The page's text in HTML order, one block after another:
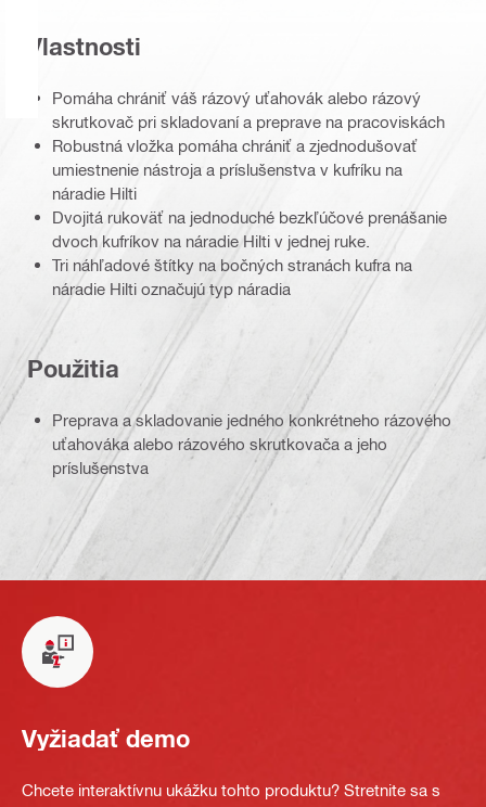
Vlastnosti
Pomáha chrániť váš rázový uťahovák alebo rázový
skrutkovač pri skladovaní a preprave na pracoviskách
Robustná vložka pomáha chrániť a zjednodušovať
umiestnenie nástroja a príslušenstva v kufríku na
náradie Hilti
Dvojitá rukoväť na jednoduché bezkľúčové prenášanie
dvoch kufríkov na náradie Hilti v jednej ruke.
Tri náhľadové štítky na bočných stranách kufra na
náradie Hilti označujú typ náradia
Použitia
Preprava a skladovanie jedného konkrétneho rázového
uťahováka alebo rázového skrutkovača a jeho
príslušenstva
Vyžiadať demo
Chcete interaktívnu ukážku tohto produktu? Stretnite sa s